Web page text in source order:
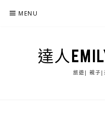
MENU
達人
旅遊| 親子|